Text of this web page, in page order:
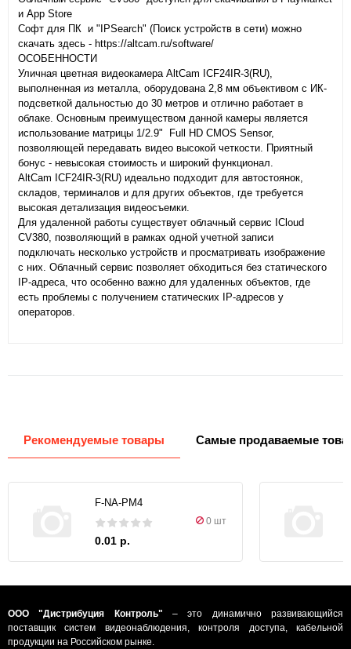
и App Storе
Софт для ПК и "IPSearch" (Поиск устройств в сети) можно
скачать здесь - https://altcam.ru/software/
ОСОБЕННОСТИ
Уличная цветная видеокамера AltCam ICF24IR-3(RU),
выполненная из металла, оборудована 2,8 мм объективом с ИК-
подсветкой дальностью до 30 метров и отлично работает в
облаке. Основным преимуществом данной камеры является
использование матрицы 1/2.9" Full HD CMOS Sensor,
позволяющей передавать видео высокой четкости. Приятный
бонус - невысокая стоимость и широкий функционал.
AltCam ICF24IR-3(RU) идеально подходит для автостоянок,
складов, терминалов и для других объектов, где требуется
высокая детализация видеосъемки.
Для удаленной работы существует облачный сервис ICloud
CV380, позволяющий в рамках одной учетной записи
подключать несколько устройств и просматривать изображение
с них. Облачный сервис позволяет обходиться без статического
IP-адреса, что особенно важно для удаленных объектов, где
есть проблемы с получением статических IP-адресов у
операторов.
Рекомендуемые товары Самые продаваемые
F-NA-PM4
0 шт
0.01 р.
ООО "Дистрибуция Контроль" – это динамично развивающийся
поставщик систем видеонаблюдения, контроля доступа, кабельной
продукции на Российском рынке.